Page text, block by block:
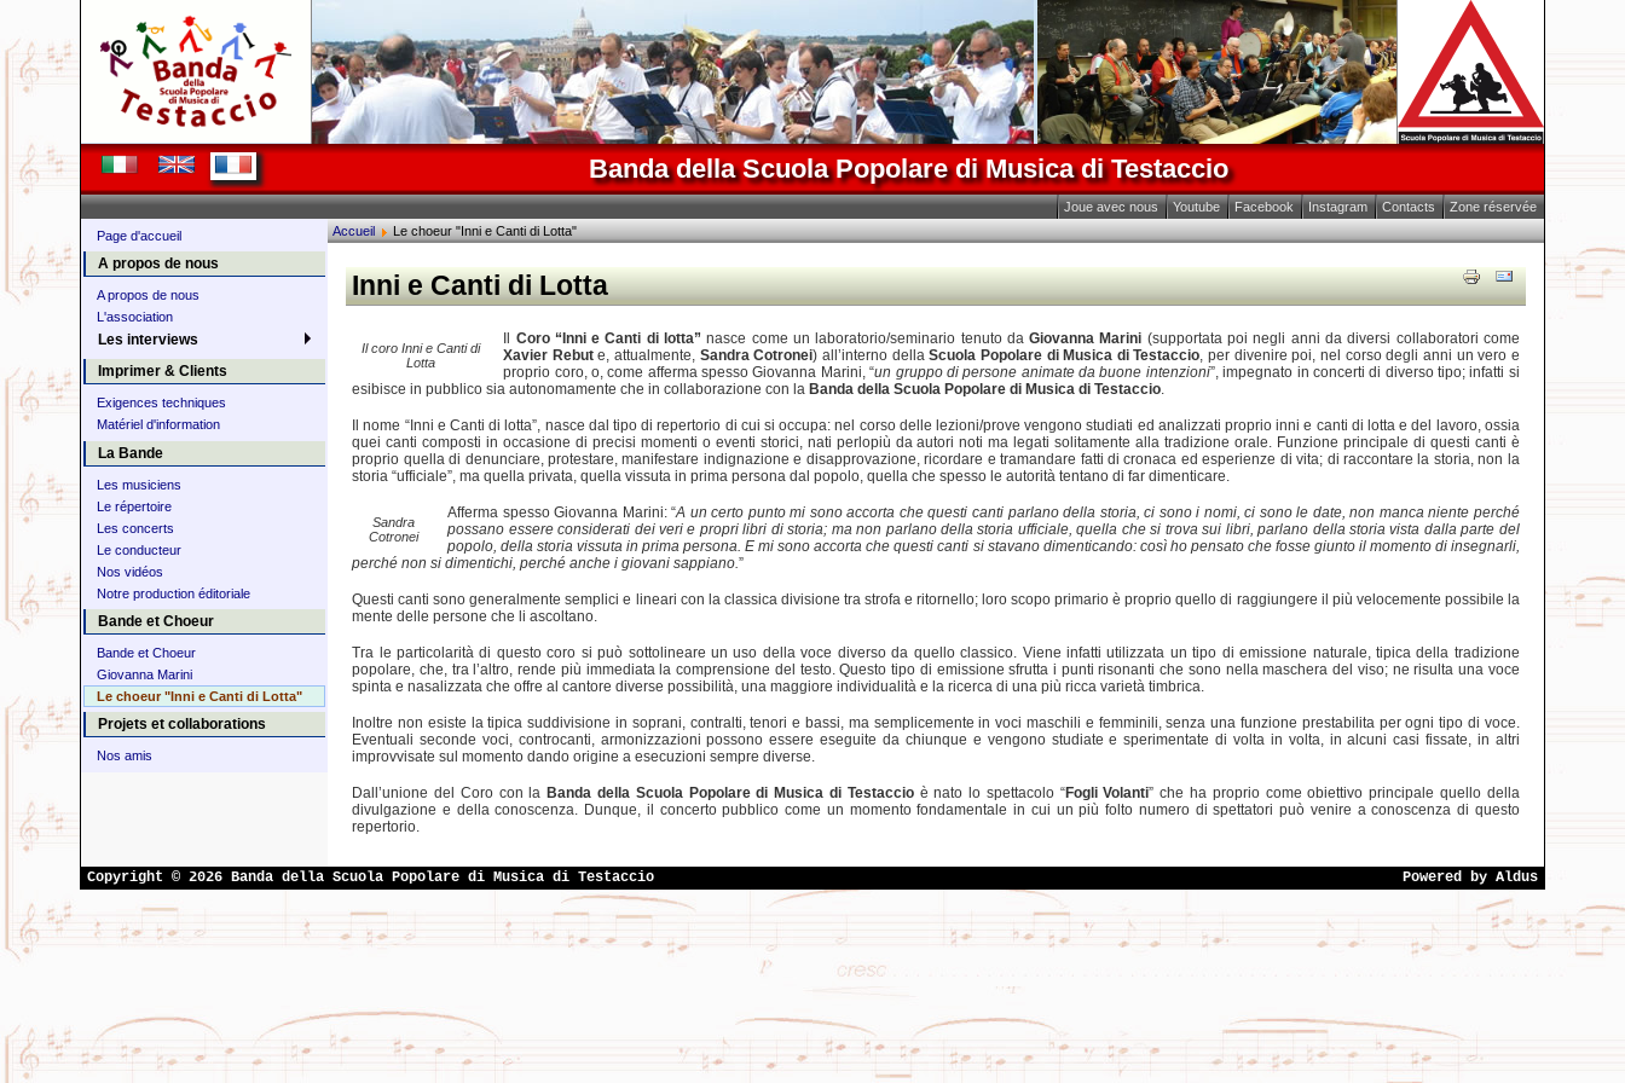
Banda della Scuola Popolare di Musica di Testaccio
Joue avec nous Youtube Facebook Instagram Contacts
Zone réservée
Page d'accueil
A propos de nous
A propos de nous
L'association
Les interviews
Imprimer & Clients
Exigences techniques
Matériel d'information
La Bande
Les musiciens
Le répertoire
Les concerts
Le conducteur
Nos vidéos
Notre production éditoriale
Bande et Choeur
Bande et Choeur
Giovanna Marini
Le choeur "Inni e Canti di Lotta"
Projets et collaborations
Nos amis
Accueil Le choeur "Inni e Canti di Lotta"
Inni e Canti di Lotta
Il coro Inni e Canti di
Lotta
Coro “Inni e Canti di lotta” nasce come un laboratorio/seminario tenuto daGiovanna Marini (supportata poi negli anni da diversi collaboratori come
Xavier Rebute, attualmente, Sandra Cotronei) all’interno dellaScuola Popolare di Musica di Testaccio, per divenire poi, nel corso degli anni un vero e
proprio coro, o, come afferma spesso Giovanna Marini, “un gruppo di persone animate da buone intenzioni”, impegnato in concerti di diverso tipo; infatti si
esibisce in pubblico sia autonomamente che in collaborazione con la Banda della Scuola Popolare di Musica di Testaccio.
Il nome “Inni e Canti di lotta”, nasce dal tipo di repertorio di cui si occupa: nel corso delle lezioni/prove vengono studiati ed analizzati proprio inni e canti di lotta e del lavoro, ossia
quei canti composti in occasione di precisi momenti o eventi storici, nati perlopiù da autori noti ma legati solitamente alla tradizione orale. Funzione principale di questi canti è
proprio quella di denunciare, protestare, manifestare indignazione e disapprovazione, ricordare e tramandare fatti di cronaca ed esperienze di vita; di raccontare la storia, non la
storia “ufficiale”, ma quella privata, quella vissuta in prima persona dal popolo, quella che spesso le autorità tentano di far dimenticare.
Sandra
Cotronei
Afferma spesso Giovanna Marini: “A un certo punto mi sono accorta che questi canti parlano della storia, ci sono i nomi, ci sono le date, non manca niente perché
possano essere considerati dei veri e propri libri di storia; ma non parlano della storia ufficiale, quella che si trova sui libri, parlano della storia vista dalla parte del
popolo, della storia vissuta in prima persona. E mi sono accorta che questi canti si stavano dimenticando: così ho pensato che fosse giunto il momento di insegnarli,
perché non si dimentichi, perché anche i giovani sappiano.”
Questi canti sono generalmente semplici e lineari con la classica divisione tra strofa e ritornello; loro scopo primario è proprio quello di raggiungere il più velocemente possibile la
mente delle persone che li ascoltano.
Tra le particolarità di questo coro si può sottolineare un uso della voce diverso da quello classico. Viene infatti utilizzata un tipo di emissione naturale, tipica della tradizione
popolare, che, tra l’altro, rende più immediata la comprensione del testo. Questo tipo di emissione sfrutta i punti risonanti che sono nella maschera del viso; ne risulta una voce
spinta e nasalizzata che offre al cantore diverse possibilità, una maggiore individualità e la ricerca di una più ricca varietà timbrica.
Inoltre non esiste la tipica suddivisione in soprani, contralti, tenori e bassi, ma semplicemente in voci maschili e femminili, senza una funzione prestabilita per ogni tipo di voce.
Eventuali seconde voci, controcanti, armonizzazioni possono essere eseguite da chiunque e vengono studiate e sperimentate di volta in volta, in alcuni casi fissate, in altri
improvvisate sul momento dando origine a esecuzioni sempre diverse.
Dall’unione del Coro con la Banda della Scuola Popolare di Musica di Testaccioè nato lo spettacolo “Fogli Volanti” che ha proprio come obiettivo principale quello della
divulgazione e della conoscenza. Dunque, il concerto pubblico come un momento fondamentale in cui un più folto numero di spettatori può venire a conoscenza di questo
repertorio.
Copyright © 2026 Banda della Scuola Popolare di Musica di Testaccio Powered by Aldus